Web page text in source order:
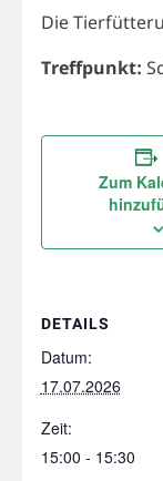
Die
Treffpunkt:
Zum
DETAILS
Datum:
17.07.2026
Zeit:
15:00 - 15:30